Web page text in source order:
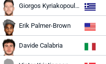
Giorgos Kyriakopoulos
Erik Palmer-Brown
Davide Calabria